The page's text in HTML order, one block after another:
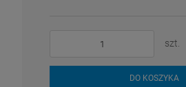
szt.
DO KOSZYKA